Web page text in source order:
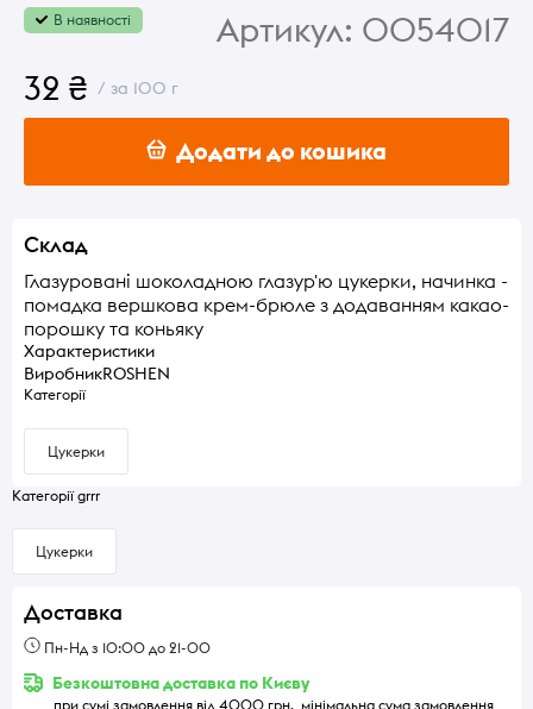
В наявності Артикул: 0054017
32 ₴ / за 100 г
Додати до кошика
Склад
Глазуровані шоколадною глазур'ю цукерки, начинка -
помадка вершкова крем-брюле з додаванням какао-
порошку та коньяку
Характеристики
ВиробникROSHEN
Категорії
Цукерки
Категорії grrr
Цукерки
Доставка
Пн-Нд з 10:00 до 21-00
Безкоштовна доставка по Києву
при сумі замовлення від 4000 грн., мінімальна сума замовлення